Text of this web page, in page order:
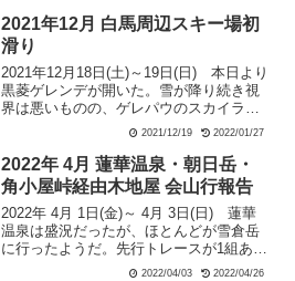
の間隔も良かったので、滑り自体は快適
だった。1700ｍ付近でGPS確認にて、目
的方向と違うことを確認。この方向のま
ま滑ると玉原スキー場の方に行ってしま
う。そこで、方向修正をすることにす
る。全員がGPSを所持しながらも、確認
不足と人任せでルートミスした点は大き
り返しを前提とするなら今後使えそうで
ある。怪我の功名といったところか。
2021年12月 白馬周辺スキー場初
滑り
2021年12月18日(土)～19日(日) 本日より
黒菱ゲレンデが開いた。雪が降り続き視
界は悪いものの、ゲレパウのスカイライ
ンコースは快適そのもの。シーズン初め
皆同じで、下のリフトは長蛇の列だっ
た。
2021/12/19 2022/01/27
2022年 4月 蓮華温泉・朝日岳・
角小屋峠経由木地屋 会山行報告
2022年 4月 1日(金)～ 4月 3日(日) 蓮華
温泉は盛況だったが、ほとんどが雪倉岳
に行ったようだ。先行トレースが1組あっ
て、てっきり私はそのパーティも朝日岳
2022/04/03 2022/04/26